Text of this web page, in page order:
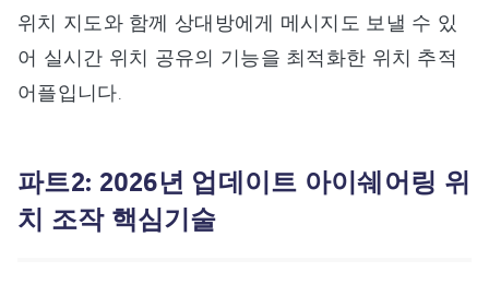
위치 지도와 함께 상대방에게 메시지도 보낼 수 있
어 실시간 위치 공유의 기능을 최적화한 위치 추적
어플입니다.
파트2: 2026년 업데이트 아이쉐어링 위
치 조작 핵심기술